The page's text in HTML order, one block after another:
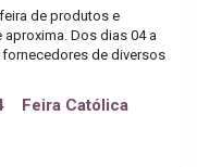
de produtos e
aproxima. Dos dias 04 a
fornecedores de diversos
Feira Católica